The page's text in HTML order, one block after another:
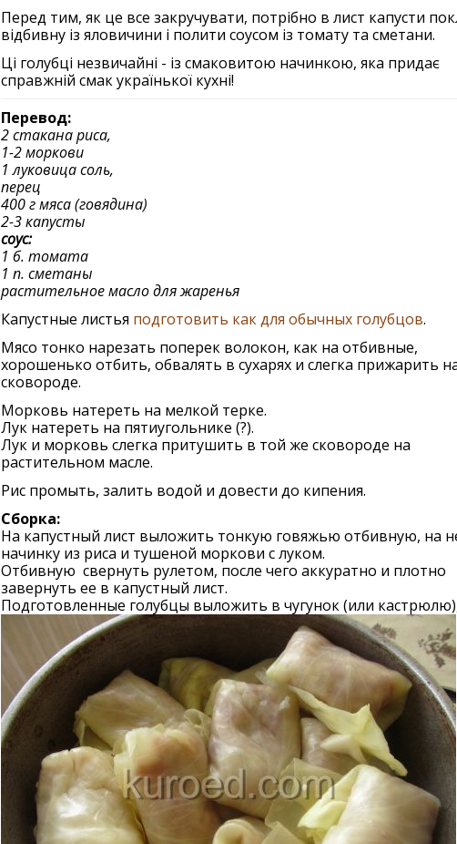
Перед тим, як це все закручувати, потрібно в лист капусти
відбивну із яловичини і полити соусом із томату та сметани.
Ці голубці незвичайні - із смаковитою начинкою, яка придає
справжній смак українької кухні!
Перевод:
2 стакана риса,
1-2 моркови
1 луковица соль,
перец
400 г мяса (говядина)
2-3 капусты
соус:
1 б. томата
1 п. сметаны
растительное масло для жаренья
Капустные листья подготовить как для обычных голубцов.
Мясо тонко нарезать поперек волокон, как на отбивные,
хорошенько отбить, обвалять в сухарях и слегка прижарить
сковороде.
Морковь натереть на мелкой терке.
Лук натереть на пятиугольнике (?).
Лук и морковь слегка притушить в той же сковороде на
растительном масле.
Рис промыть, залить водой и довести до кипения.
Сборка:
На капустный лист выложить тонкую говяжью отбивную, на
начинку из риса и тушеной моркови с луком.
Отбивную свернуть рулетом, после чего аккуратно и плотно
завернуть ее в капустный лист.
Подготовленные голубцы выложить в чугунок (или